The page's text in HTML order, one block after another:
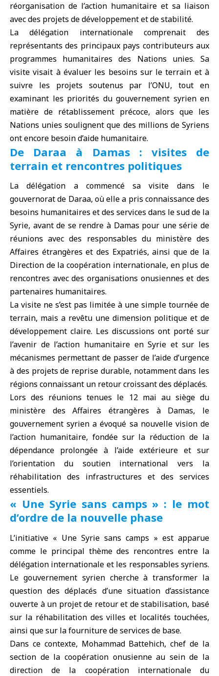
réorganisation de l’action humanitaire et sa liaison
avec des projets de développement et de stabilité.
La délégation internationale comprenait des
représentants des principaux pays contributeurs aux
programmes humanitaires des Nations unies. Sa
visite visait à évaluer les besoins sur le terrain et à
suivre les projets soutenus par l’ONU, tout en
examinant les priorités du gouvernement syrienen
matière de rétablissement précoce, alors que les
Nations unies soulignent que des millions de Syriens
ont encore besoin d’aide humanitaire.
De Daraa à Damas : visites de
terrain et rencontres politiques
La délégation a commencé sa visite dans le
gouvernorat de Daraa, où elle a pris connaissance des
besoins humanitaires et des services dans le sud de la
Syrie, avant de se rendre à Damas pour une série de
réunions avec des responsables du ministère des
Affaires étrangères et des Expatriés, ainsi que de la
Direction de la coopération internationale, en plus de
rencontres avec des organisations onusiennes et des
partenaires humanitaires.
La visite ne s’est pas limitée à une simple tournée de
terrain, mais a revêtu une dimension politique et de
développement claire. Les discussions ont porté sur
l’avenir de l’action humanitaire en Syrie et sur les
mécanismes permettant de passer de l’aide d’urgence
à des projets de reprise durable, notamment dans les
régions connaissant un retour croissant des déplacés.
Lors des réunions tenues le 12 mai au siège du
ministère des Affaires étrangères à Damas, le
gouvernement syrien a évoqué sa nouvelle vision de
l’action humanitaire, fondée sur la réduction de la
dépendance prolongée à l’aide extérieure et sur
l’orientation du soutien international vers la
réhabilitation des infrastructures et des services
essentiels.
« Une Syrie sans camps » : le mot
d’ordre de la nouvelle phase
L’initiative « Une Syrie sans camps » est apparue
comme le principal thème des rencontres entre la
délégation internationale et les responsables syriens.
Le gouvernement syrien cherche à transformer la
question des déplacés d’une situation d’assistance
ouverte à un projet de retour et de stabilisation, basé
sur la réhabilitation des villes et localités touchées,
ainsi que sur la fourniture de services de base.
Dans ce contexte, Mohammad Battehich, chef de la
section de la coopération onusienne au sein de la
direction de la coopération internationale du